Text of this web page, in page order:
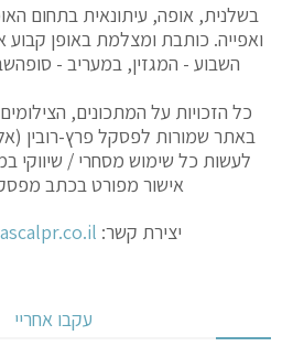
בשלנית, אופה, עיתונאית בתחום
ואפייה. כותבת ומצלמת באופן
השבוע - המגזין, במעריב -
כל הזכויות על המתכונים,
באתר שמורות לפסקל פרץ-רובין
לעשות כל שימוש מסחרי / שיווקי
אישור מפורט בכתב
יצירת קשר:
עקבו אחריי